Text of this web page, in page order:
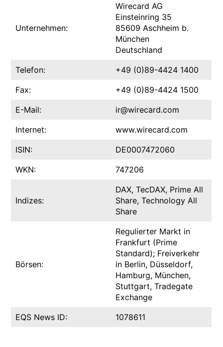
Unternehmen:
Wirecard AG
Einsteinring 35
85609 Aschheim b.
München
Deutschland
Telefon:
+49 (0)89-4424 1400
Fax:
+49 (0)89-4424 1500
E-Mail:
ir@wirecard.com
Internet:
www.wirecard.com
ISIN:
DE0007472060
WKN:
747206
Indizes:
DAX, TecDAX, Prime All
Share, Technology All
Share
Börsen:
Regulierter Markt in
Frankfurt (Prime
Standard); Freiverkehr
in Berlin, Düsseldorf,
Hamburg, München,
Stuttgart, Tradegate
Exchange
EQS News ID:
1078611